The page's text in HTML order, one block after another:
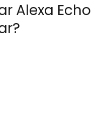
Alexa Echo